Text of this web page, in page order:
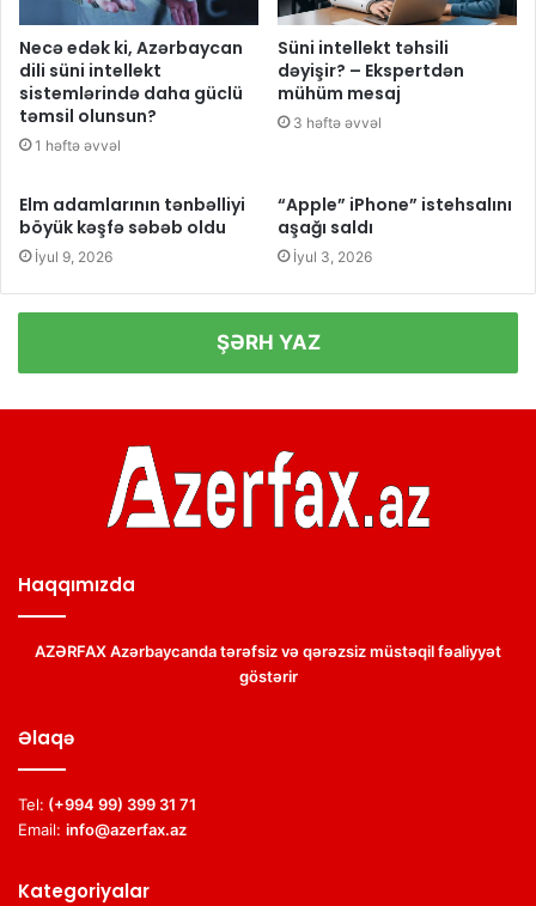
Necə edək ki, Azərbaycan
dili süni intellekt
sistemlərində daha güclü
təmsil olunsun?
1 həftə əvvəl
Süni intellekt təhsili
dəyişir? – Ekspertdən
mühüm mesaj
3 həftə əvvəl
Elm adamlarının tənbəlliyi
böyük kəşfə səbəb oldu
İyul 9, 2026
“Apple” iPhone” istehsalını
aşağı saldı
İyul 3, 2026
ŞƏRH YAZ
Haqqımızda
AZƏRFAX Azərbaycanda tərəfsiz və qərəzsiz müstəqil fəaliyyət
göstərir
Əlaqə
Tel: (+994 99) 399 31 71
Email: info@azerfax.az
Kategoriyalar